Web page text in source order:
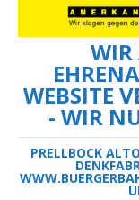
WIR
WEBSITE
- WIR
PRELLBOCK